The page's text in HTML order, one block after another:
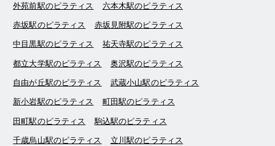
外苑前駅のピラティス 六本木駅のピラティス
赤坂駅のピラティス 赤坂見附駅のピラティス
中目黒駅のピラティス 祐天寺駅のピラティス
都立大学駅のピラティス 奥沢駅のピラティス
自由が丘駅のピラティス 武蔵小山駅のピラティス
新小岩駅のピラティス 町田駅のピラティス
田町駅のピラティス 駒込駅のピラティス
千歳烏山駅のピラティス 立川駅のピラティス